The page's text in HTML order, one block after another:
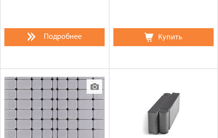
Подробнее Купить